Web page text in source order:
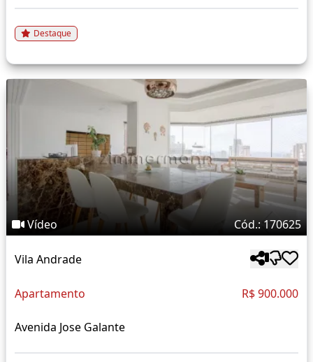
Destaque
Vídeo Cód.: 170625
Vila Andrade
Apartamento R$ 900.000
Avenida Jose Galante